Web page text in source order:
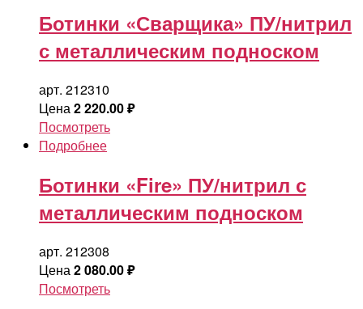
Ботинки «Сварщика» ПУ/нитрил
с металлическим подноском
арт. 212310
Цена2 220.00₽
Посмотреть
Подробнее
Ботинки «Fire» ПУ/нитрил с
металлическим подноском
арт. 212308
Цена2 080.00₽
Посмотреть